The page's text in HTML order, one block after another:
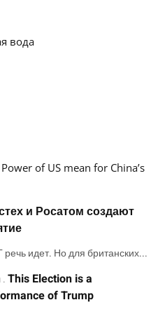
вода
of US mean for China’s
и Росатом создают
идет. Но для британских...
.This Election is a
of Trump